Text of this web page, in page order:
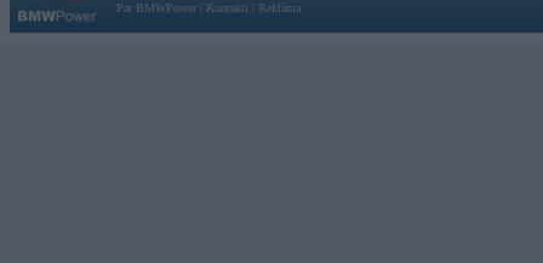
Par BMWPower
Kontakti Reklāma